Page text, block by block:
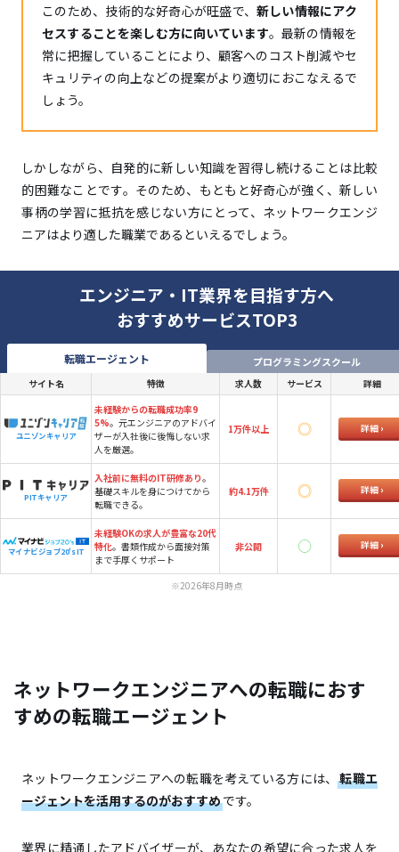
このため、技術的な好奇心が旺盛で、新しい情報にアク
セスすることを楽しむ方に向いています。最新の情報を
常に把握していることにより、顧客へのコスト削減やセ
キュリティの向上などの提案がより適切におこなえるで
しょう。
しかしながら、自発的に新しい知識を習得し続けることは比較
的困難なことです。そのため、もともと好奇心が強く、新しい
事柄の学習に抵抗を感じない方にとって、ネットワークエンジ
ニアはより適した職業であるといえるでしょう。
エンジニア・IT業界を目指す方へ
おすすめサービスTOP3
転職エージェント プログラミングスクール
サイト名 特徴 求人数 サービス 詳細
ユニゾンキャリア
未経験からの転職成功率9
5%。元エンジニアのアドバイ
ザーが入社後に後悔しない求
人を厳選。
1万件以上 詳細
PITキャリア
入社前に無料のIT研修あり。
基礎スキルを身につけてから
転職できる。
約4.1万件 詳細
マイナビジョブ20's IT
未経験OKの求人が豊富な20代
特化。書類作成から面接対策
まで手厚くサポート
非公開 詳細
※2026年8月時点
ネットワークエンジニアへの転職におす
すめの転職エージェント
ネットワークエンジニアへの転職を考えている方には、転職エ
ージェントを活用するのがおすすめです。
業界に精通したアドバイザーが、あなたの希望に合った求人を